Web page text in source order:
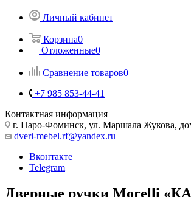
Личный кабинет
Корзина0
Отложенные0
Сравнение товаров0
+7 985 853-44-41
Контактная информация
г. Наро-Фоминск, ул. Маршала Жукова,
dveri-mebel.rf@yandex.ru
Вконтакте
Telegram
Дверные ручки Morelli